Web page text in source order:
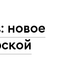
новое